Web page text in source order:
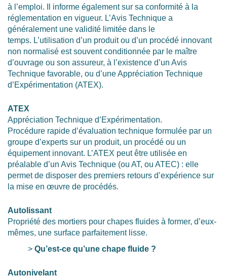
à l’emploi. Il informe également sur sa conformité à la
réglementation en vigueur. L’Avis Technique a
généralement une validité limitée dans le
temps. L’utilisation d’un produit ou d’un procédé innovant
non normalisé est souvent conditionnée par le maître
d’ouvrage ou son assureur, à l’existence d’un Avis
Technique favorable, ou d’une Appréciation Technique
d’Expérimentation (ATEX).
ATEX
Appréciation Technique d’Expérimentation.
Procédure rapide d’évaluation technique formulée par un
groupe d’experts sur un produit, un procédé ou un
équipement innovant. L’ATEX peut être utilisée en
préalable d’un Avis Technique (ou AT, ou ATEC) : elle
permet de disposer des premiers retours d’expérience sur
la mise en œuvre de procédés.
Autolissant
Propriété des mortiers pour chapes fluides à former, d’eux-
mêmes, une surface parfaitement lisse.
> Qu’est-ce qu’une chape fluide ?
Autonivelant